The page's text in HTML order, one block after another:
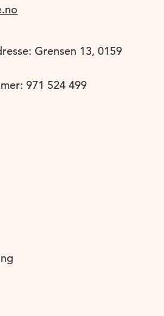
Grensen 13, 0159
971 524 499